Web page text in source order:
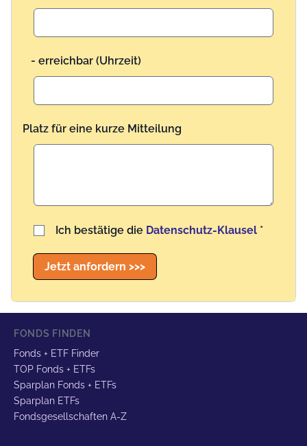
- erreichbar (Uhrzeit)
Platz für eine kurze Mitteilung
Benutzername
Ich bestätige die Datenschutz-Klausel *
Jetzt anfordern >>>
FONDS FINDEN
Fonds + ETF Finder
TOP Fonds + ETFs
Sparplan Fonds + ETFs
Sparplan ETFs
Fondsgesellschaften A-Z